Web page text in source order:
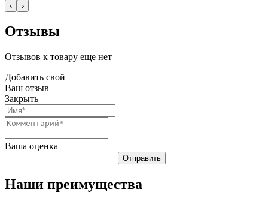
‹ ›
Отзывы
Отзывов к товару еще нет
Добавить свой
Ваш отзыв
Закрыть
Ваша оценка
Отправить
Наши преимущества